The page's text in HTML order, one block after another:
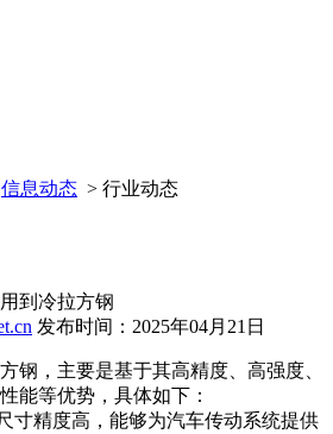
信息动态 > 行业动态
到冷拉方钢
发布时间：2025年04月21日
钢，主要是基于其高精度、高强度、
能等优势，具体如下：
寸精度高，能够为汽车传动系统提供